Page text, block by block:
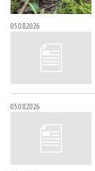
05.08.2026
05.08.2026